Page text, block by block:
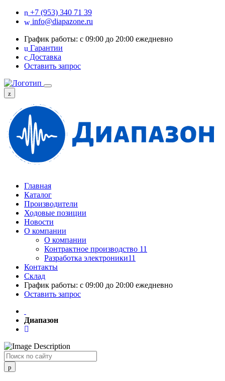
+7 (953) 340 71 39
info@diapazone.ru
График работы: с 09:00 до 20:00 ежедневно
Гарантии
Доставка
Оставить запрос
Главная
Каталог
Производители
Ходовые позиции
Новости
О компании
О компании
Контрактное производство 11
Разработка электроники11
Контакты
Склад
График работы: с 09:00 до 20:00 ежедневно
Оставить запрос
Диапазон
Поиск